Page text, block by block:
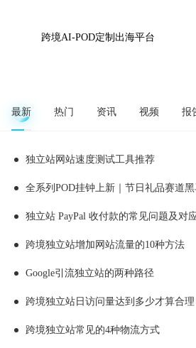
跨境AI-POD定制出海平台
最新 热门 资讯 视频 报
独立站网站速度测试工具推荐
全系列POD挂钟上新｜节日礼品赛道黑马，亚克力/
独立站 PayPal 收付款的常见问题及对
跨境独立站增加网站流量的10种方法
Google引流独立站的两种路径
跨境独立站日访问量达到多少才算合
跨境独立站常见的4种物流方式